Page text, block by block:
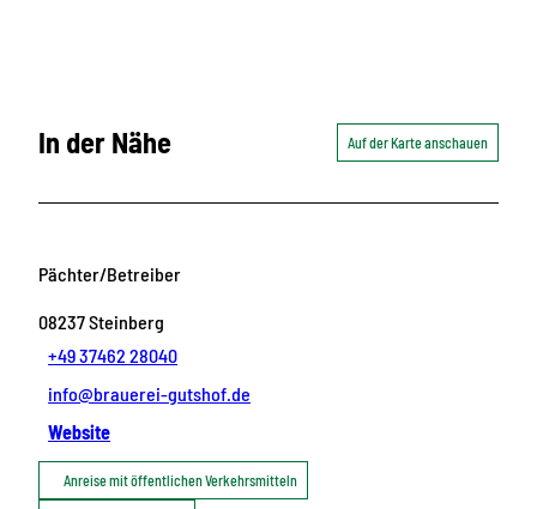
In der Nähe Auf der Karte anschauen
Pächter/Betreiber
08237Steinberg
+49 37462 28040
info@brauerei-gutshof.de
Website
Anreise mit öffentlichen Verkehrsmitteln